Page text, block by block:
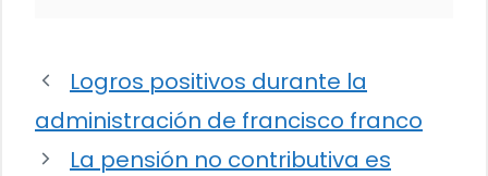
Logros positivos durante la
administración de francisco franco
La pensión no contributiva es